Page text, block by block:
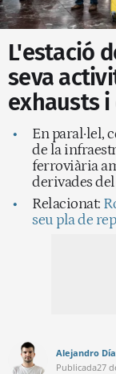
L'estació
seva
exhausts
En paral·lel,
de la
ferroviària
derivades
Relacionat:
seu pla de
Alejandro
Publicada27